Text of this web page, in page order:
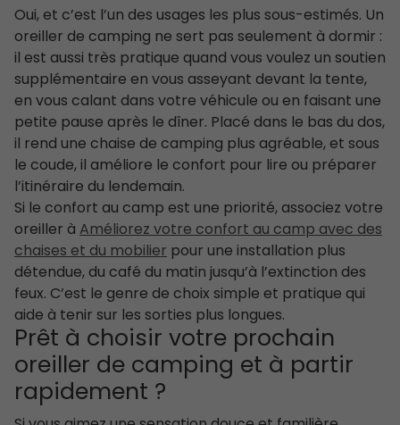
Oui, et c’est l’un des usages les plus sous-estimés. Un
oreiller de camping ne sert pas seulement à dormir :
il est aussi très pratique quand vous voulez un soutien
supplémentaire en vous asseyant devant la tente,
en vous calant dans votre véhicule ou en faisant une
petite pause après le dîner. Placé dans le bas du dos,
il rend une chaise de camping plus agréable, et sous
le coude, il améliore le confort pour lire ou préparer
l’itinéraire du lendemain.
Si le confort au camp est une priorité, associez votre
oreiller àAméliorez votre confort au camp avec des
chaises et du mobilierpour une installation plus
détendue, du café du matin jusqu’à l’extinction des
feux. C’est le genre de choix simple et pratique qui
aide à tenir sur les sorties plus longues.
Prêt à choisir votre prochain
oreiller de camping et à partir
rapidement ?